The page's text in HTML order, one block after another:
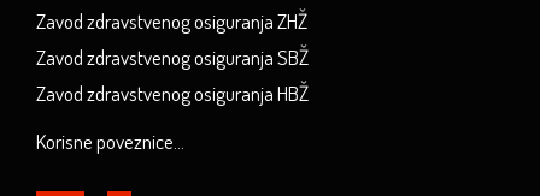
Zavod zdravstvenog osiguranja ZHŽ
Zavod zdravstvenog osiguranja SBŽ
Zavod zdravstvenog osiguranja HBŽ
Korisne poveznice...